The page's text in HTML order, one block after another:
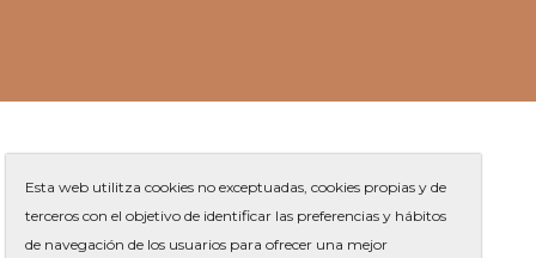
Esta web utilitza cookies no exceptuadas, cookies propias y de
terceros con el objetivo de identificar las preferencias y hábitos
de navegación de los usuarios para ofrecer una mejor